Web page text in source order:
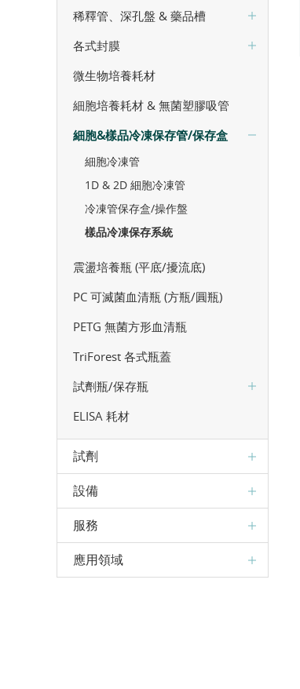
稀釋管、深孔盤 & 藥品槽
各式封膜
微生物培養耗材
細胞培養耗材 & 無菌塑膠吸管
細胞&樣品冷凍保存管/保存盒
細胞冷凍管
1D & 2D 細胞冷凍管
冷凍管保存盒/操作盤
樣品冷凍保存系統
震盪培養瓶 (平底/擾流底)
PC 可滅菌血清瓶 (方瓶/圓瓶)
PETG 無菌方形血清瓶
TriForest 各式瓶蓋
試劑瓶/保存瓶
ELISA 耗材
試劑
設備
服務
應用領域